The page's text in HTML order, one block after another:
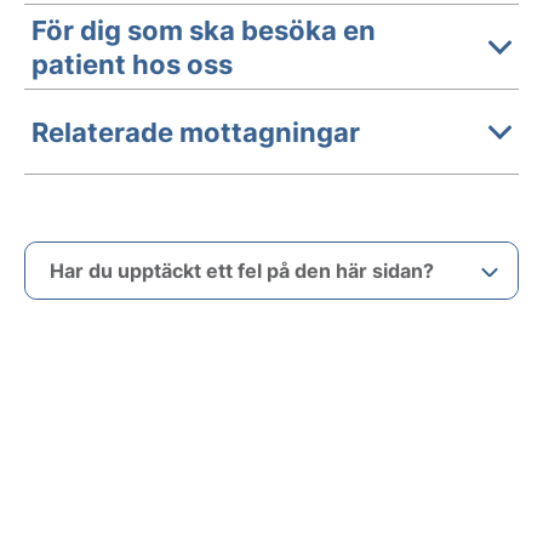
För dig som ska besöka en
patient hos oss
Relaterade mottagningar
Har du upptäckt ett fel på den här sidan?